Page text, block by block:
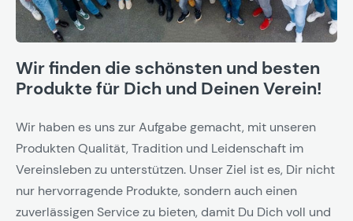
Wir finden die schönsten und besten
Produkte für Dich und Deinen Verein!
Wir haben es uns zur Aufgabe gemacht, mit unseren
Produkten Qualität, Tradition und Leidenschaft im
Vereinsleben zu unterstützen. Unser Ziel ist es, Dir nicht
nur hervorragende Produkte, sondern auch einen
zuverlässigen Service zu bieten, damit Du Dich voll und